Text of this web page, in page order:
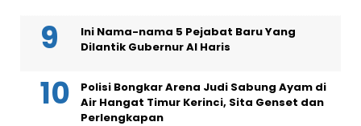
Ini Nama-nama 5 Pejabat Baru Yang
Dilantik Gubernur Al Haris
Polisi Bongkar Arena Judi Sabung Ayam di
Air Hangat Timur Kerinci, Sita Genset dan
Perlengkapan